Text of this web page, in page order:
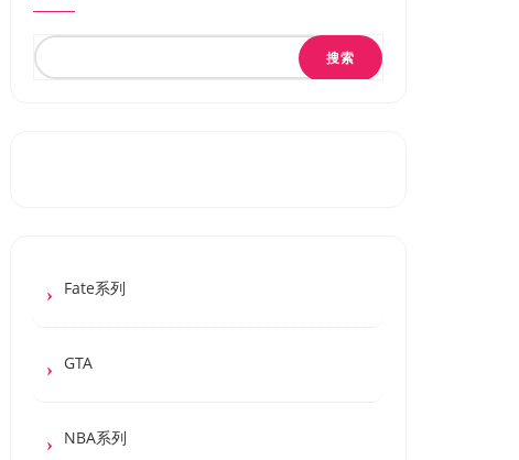
搜索
Fate系列
GTA
NBA系列